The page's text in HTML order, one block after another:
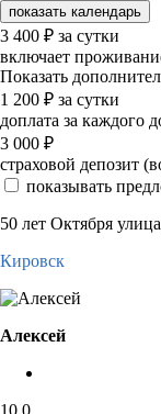
показать календарь
3 400 ₽ за сутки
включает
Показать
1 200 ₽ за сутки
доплата за каждого
3 000 ₽
страховой депозит
показывать
50 лет Октября
Кировск
Алексей
10,0